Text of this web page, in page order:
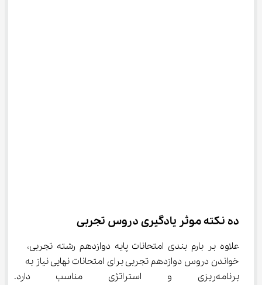
ده نکته موثر یادگیری دروس تجربی
علاوه بر بارم بندی امتحانات پایه دوازدهم رشته تجربی،
خواندن دروس دوازدهم تجربی برای امتحانات نهایی نیاز به
برنامه‌ریزی و استراتژی مناسب